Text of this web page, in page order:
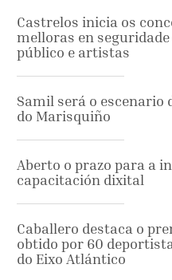
Castrelos inicia os
melloras en
público e artistas
Samil será o
do Marisquiño
Aberto o prazo para a
capacitación dixital
Caballero destaca o
obtido por 60
do Eixo Atlántico